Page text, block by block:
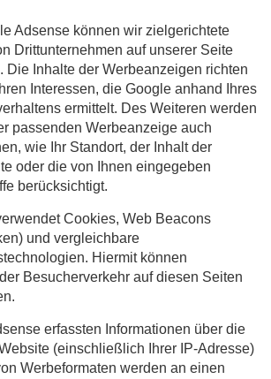
Adsense können wir zielgerichtete
Drittunternehmen auf unserer Seite
Die Inhalte der Werbeanzeigen richten
Interessen, die Google anhand Ihres
ermittelt. Des Weiteren werden
passenden Werbeanzeige auch
wie Ihr Standort, der Inhalt der
oder die von Ihnen eingegeben
berücksichtigt.
Cookies, Web Beacons
und vergleichbare
Hiermit können
Besucherverkehr auf diesen Seiten
erfassten Informationen über die
(einschließlich Ihrer IP-Adresse)
Werbeformaten werden an einen